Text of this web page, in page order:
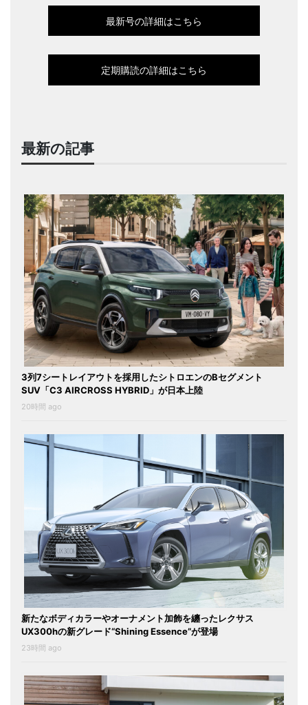
最新号の詳細はこちら
定期購読の詳細はこちら
最新の記事
3列7シートレイアウトを採用したシトロエンのBセグメント
SUV「C3 AIRCROSS HYBRID」が日本上陸
20時間 ago
新たなボディカラーやオーナメント加飾を纏ったレクサス
UX300hの新グレード“Shining Essence”が登場
23時間 ago